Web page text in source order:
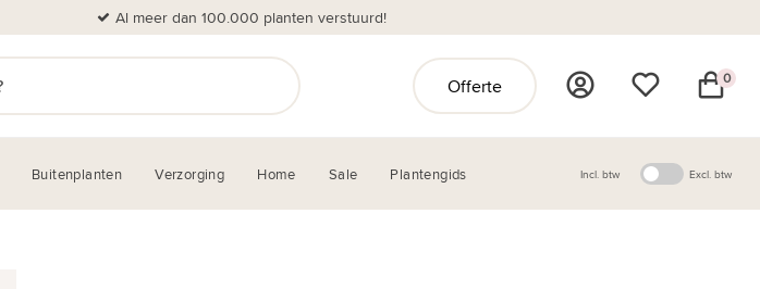
Al meer dan 100.000 planten verstuurd!
Offerte 0
Buitenplanten Verzorging Home Sale Plantengids Incl. btw Excl. btw